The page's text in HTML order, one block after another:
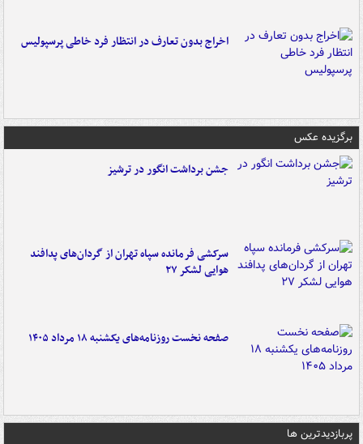
اخراج بدون تعارف در انتظار فرد خاطی پرسپولیس
برگزیده عکس
جشن برداشت انگور در ترشیز
سرکشی فرمانده سپاه تهران از گردان‌های پدافند
هوایی لشکر ۲۷
صفحه نخست روزنامه‌های یکشنبه ۱۸ مرداد ۱۴۰۵
پربازدیدترین ها